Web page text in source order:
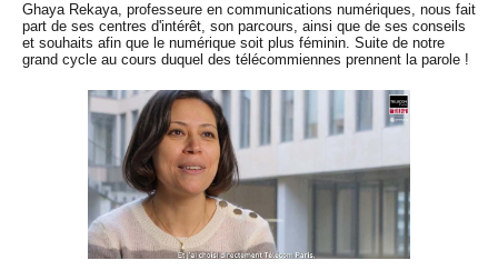
Ghaya Rekaya, professeure en communications numériques, nous fait
part de ses centres d'intérêt, son parcours, ainsi que de ses conseils
et souhaits afin que le numérique soit plus féminin. Suite de notre
grand cycle au cours duquel des télécommiennes prennent la parole !